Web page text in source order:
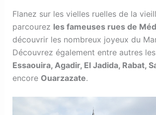
Flanez sur les vielles ruelles de la
parcourez les fameuses rues de
découvrir les nombreux joyeux du
Découvrez également entre autres
Essaouira, Agadir, El Jadida, Rabat,
encore Ouarzazate.